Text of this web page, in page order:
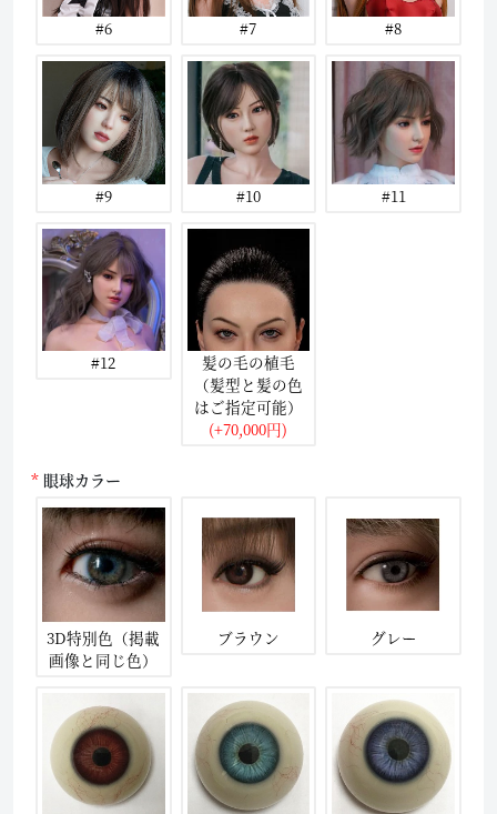
#6 #7 #8
#9 #10 #11
#12
髪の毛の植毛
（髪型と髪の色
はご指定可能）
(+70,000円)
眼球カラー
3D特別色（掲載
画像と同じ色）
ブラウン グレー